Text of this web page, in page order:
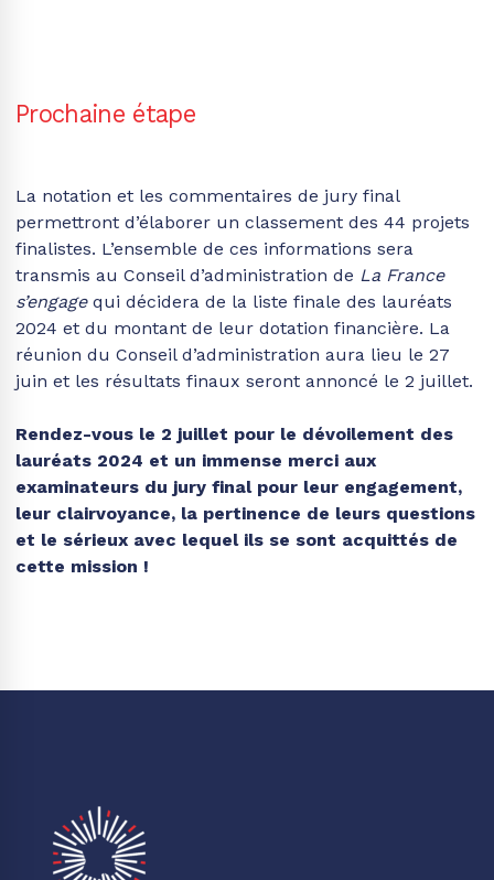
Prochaine étape
La notation et les commentaires de jury final
permettront d’élaborer un classement des 44 projets
finalistes. L’ensemble de ces informations sera
transmis au Conseil d’administration de La France
s’engage qui décidera de la liste finale des lauréats
2024 et du montant de leur dotation financière. La
réunion du Conseil d’administration aura lieu le 27
juin et les résultats finaux seront annoncé le 2 juillet.
Rendez-vous le 2 juillet pour le dévoilement des
lauréats 2024 et un immense merci aux
examinateurs du jury final pour leur engagement,
leur clairvoyance, la pertinence de leurs questions
et le sérieux avec lequel ils se sont acquittés de
cette mission !